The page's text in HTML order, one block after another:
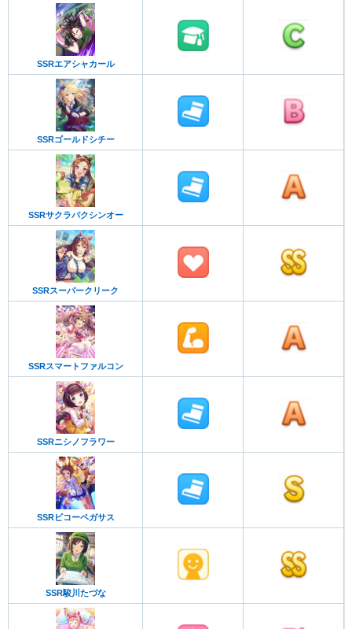
SSRエアシャカール
SSRゴールドシチー
SSRサクラバクシンオー
SSRスーパークリーク
SSRスマートファルコン
SSRニシノフラワー
SSRビコーペガサス
SSR駿川たづな